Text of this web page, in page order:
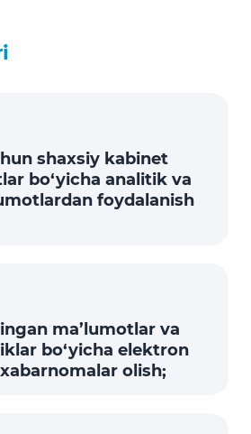
shaxsiy kabinet
bo‘yicha analitik va
foydalanish
ma’lumotlar va
bo‘yicha elektron
olish;